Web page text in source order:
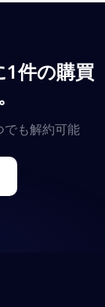
1件の購買
でも解約可能